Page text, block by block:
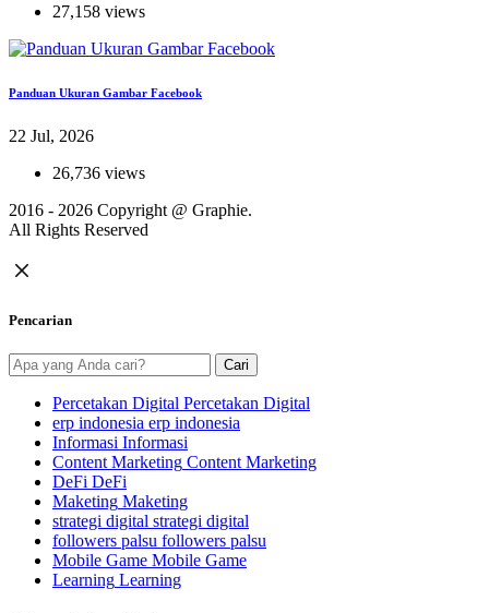
27,158 views
Panduan Ukuran Gambar Facebook
22 Jul, 2026
26,736 views
2016 - 2026 Copyright @ Graphie.
All Rights Reserved
Pencarian
Cari
Percetakan Digital Percetakan Digital
erp indonesia erp indonesia
Informasi Informasi
Content Marketing Content Marketing
DeFi DeFi
Maketing Maketing
strategi digital strategi digital
followers palsu followers palsu
Mobile Game Mobile Game
Learning Learning